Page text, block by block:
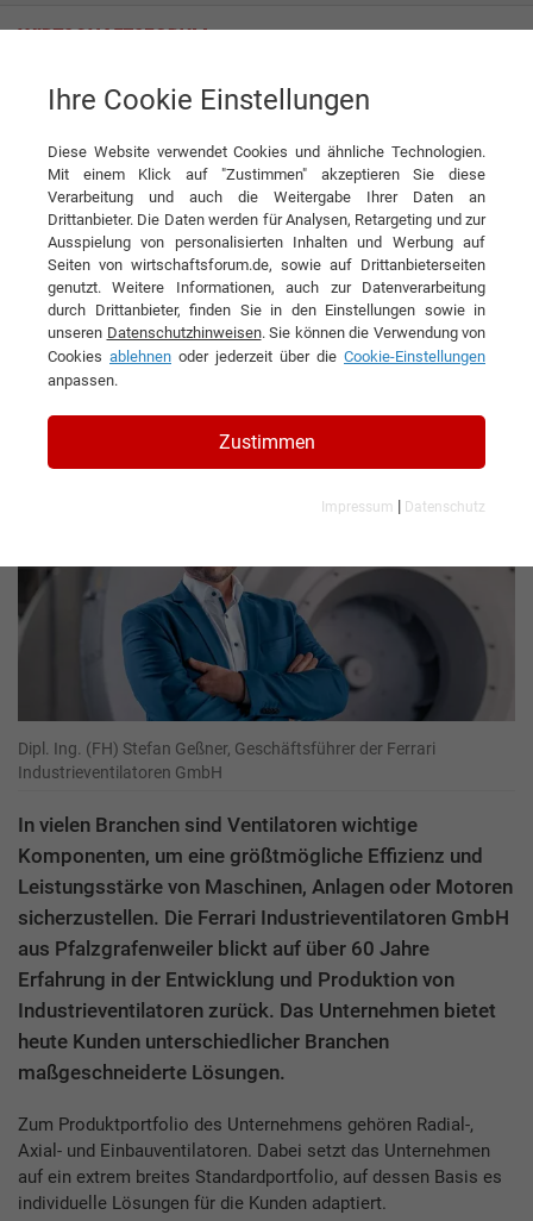
Ferrari Industrieventilatoren GmbH Hier liegt was in der Luft
News Ferrari Industrieventilatoren GmbH
DIESEN ARTIKEL EMPFEHLEN
Hier liegt was in der Luft
Interview mit Dipl. Ing. (FH) Stefan Geßner,
Geschäftsführer der Ferrari
Industrieventilatoren GmbH
Dipl. Ing. (FH) Stefan Geßner, Geschäftsführer der Ferrari
Industrieventilatoren GmbH
In vielen Branchen sind Ventilatoren wichtige
Komponenten, um eine größtmögliche Effizienz und
Leistungsstärke von Maschinen, Anlagen oder Motoren
sicherzustellen. Die Ferrari Industrieventilatoren GmbH
aus Pfalzgrafenweiler blickt auf über 60 Jahre
Erfahrung in der Entwicklung und Produktion von
Industrieventilatoren zurück. Das Unternehmen bietet
heute Kunden unterschiedlicher Branchen
maßgeschneiderte Lösungen.
Zum Produktportfolio des Unternehmens gehören Radial-,
Axial- und Einbauventilatoren. Dabei setzt das Unternehmen
auf ein extrem breites Standardportfolio, auf dessen Basis es
individuelle Lösungen für die Kunden adaptiert.
Ihre Cookie Einstellungen
Diese Website verwendet Cookies und ähnliche Technologien.
Mit einem Klick auf "Zustimmen" akzeptieren Sie diese
Verarbeitung und auch die Weitergabe Ihrer Daten an
Drittanbieter. Die Daten werden für Analysen, Retargeting und zur
Ausspielung von personalisierten Inhalten und Werbung auf
Seiten von wirtschaftsforum.de, sowie auf Drittanbieterseiten
genutzt. Weitere Informationen, auch zur Datenverarbeitung
durch Drittanbieter, finden Sie in den Einstellungen sowie in
unseren Datenschutzhinweisen. Sie können die Verwendung von
Cookies ablehnen oder jederzeit über die Cookie-Einstellungen
anpassen.
Zustimmen
Impressum | Datenschutz